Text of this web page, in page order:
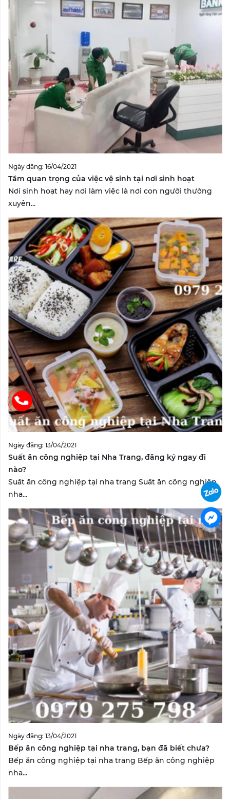
Ngày đăng: 16/04/2021
Tầm quan trọng của việc vệ sinh tại nơi sinh hoạt
Nơi sinh hoạt hay nơi làm việc là nơi con người thường
xuyên...
Ngày đăng: 13/04/2021
Suất ăn công nghiệp tại Nha Trang, đăng ký ngay đi
nào?
Suất ăn công nghiệp tại nha trang Suất ăn công nghiệp
nha...
Ngày đăng: 13/04/2021
Bếp ăn công nghiệp tại nha trang, bạn đã biết chưa?
Bếp ăn công nghiệp tại nha trang Bếp ăn công nghiệp
nha...